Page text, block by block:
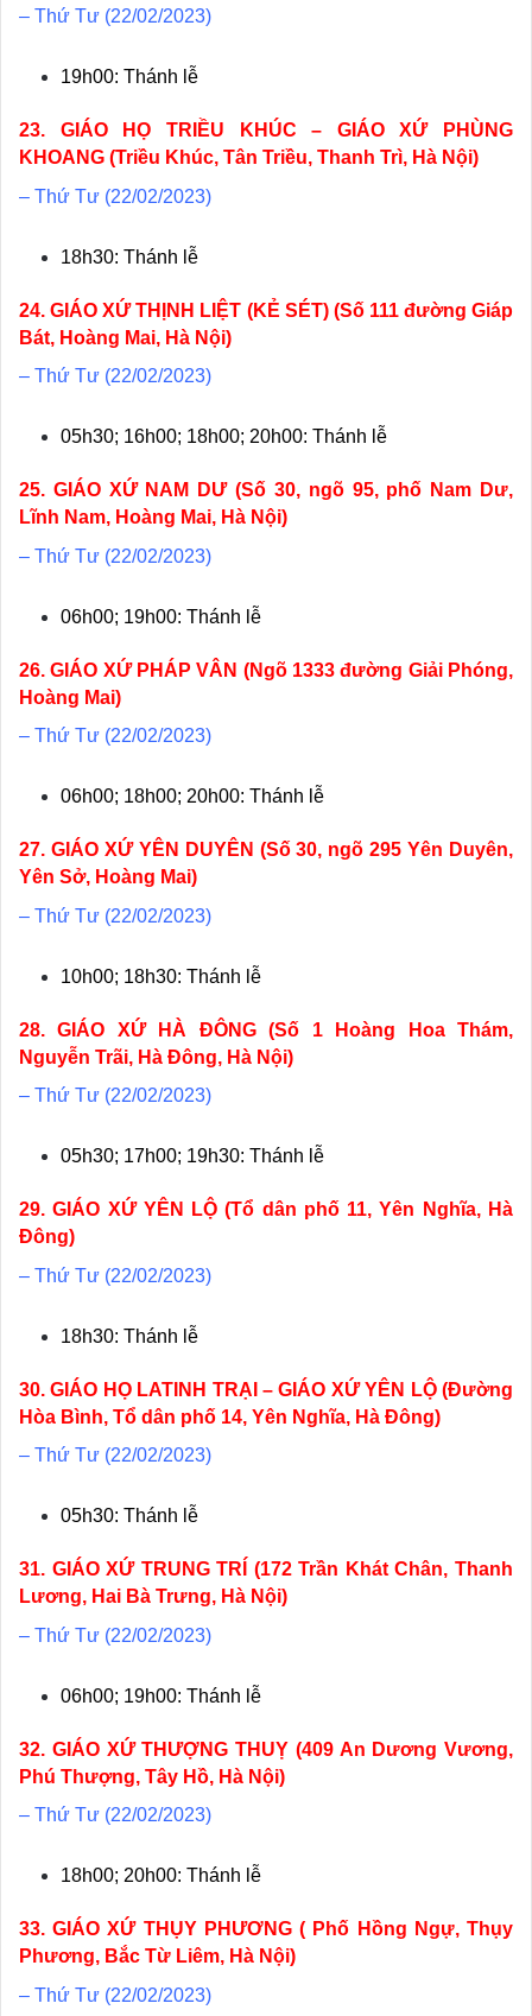
– Thứ Tư (22/02/2023)
19h00: Thánh lễ
23. GIÁO HỌ TRIỀU KHÚC – GIÁO XỨ PHÙNG
KHOANG (Triều Khúc, Tân Triều, Thanh Trì, Hà Nội)
– Thứ Tư (22/02/2023)
18h30: Thánh lễ
24. GIÁO XỨ THỊNH LIỆT (KẺ SÉT) (Số 111 đường Giáp
Bát, Hoàng Mai, Hà Nội)
– Thứ Tư (22/02/2023)
05h30; 16h00; 18h00; 20h00: Thánh lễ
25. GIÁO XỨ NAM DƯ (Số 30, ngõ 95, phố Nam Dư,
Lĩnh Nam, Hoàng Mai, Hà Nội)
– Thứ Tư (22/02/2023)
06h00; 19h00: Thánh lễ
26. GIÁO XỨ PHÁP VÂN (Ngõ 1333 đường Giải Phóng,
Hoàng Mai)
– Thứ Tư (22/02/2023)
06h00; 18h00; 20h00: Thánh lễ
27. GIÁO XỨ YÊN DUYÊN (Số 30, ngõ 295 Yên Duyên,
Yên Sở, Hoàng Mai)
– Thứ Tư (22/02/2023)
10h00; 18h30: Thánh lễ
28. GIÁO XỨ HÀ ĐÔNG (Số 1 Hoàng Hoa Thám,
Nguyễn Trãi, Hà Đông, Hà Nội)
– Thứ Tư (22/02/2023)
05h30; 17h00; 19h30: Thánh lễ
29. GIÁO XỨ YÊN LỘ (Tổ dân phố 11, Yên Nghĩa, Hà
Đông)
– Thứ Tư (22/02/2023)
18h30: Thánh lễ
30. GIÁO HỌ LATINH TRẠI – GIÁO XỨ YÊN LỘ (Đường
Hòa Bình, Tổ dân phố 14, Yên Nghĩa, Hà Đông)
– Thứ Tư (22/02/2023)
05h30: Thánh lễ
31. GIÁO XỨ TRUNG TRÍ (172 Trần Khát Chân, Thanh
Lương, Hai Bà Trưng, Hà Nội)
– Thứ Tư (22/02/2023)
06h00; 19h00: Thánh lễ
32. GIÁO XỨ THƯỢNG THUỴ (409 An Dương Vương,
Phú Thượng, Tây Hồ, Hà Nội)
– Thứ Tư (22/02/2023)
18h00; 20h00: Thánh lễ
33. GIÁO XỨ THỤY PHƯƠNG ( Phố Hồng Ngự, Thụy
Phương, Bắc Từ Liêm, Hà Nội)
– Thứ Tư (22/02/2023)